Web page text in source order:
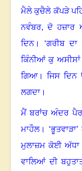
ਮੈਲੇ ਕੁਚੈਲੇ ਕੱਪੜੇ
ਨਵੰਬਰ, ਦੋ ਹਜ਼ਾਰ
ਦਿਨ। ‘ਗਰੀਬ
ਕਿੰਨੀਆਂ ਕੁ
ਗਿਆ।ਜਿਸ
ਲਗਦਾ ।
ਮੈਂ ਬਰਾਂਚ ਅੰਦਰ
ਮਾਹੌਲ ।
ਮੁਲਾਜ਼ਮ ਕੋਈ ਅੱਧਾ
ਵਾਲਿਆਂ ਦੀ